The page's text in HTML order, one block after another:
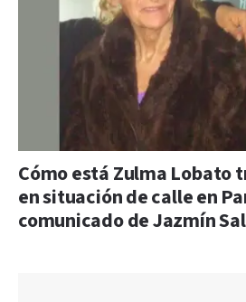
Cómo está Zulma Lobato
en situación de calle en
comunicado de Jazmín